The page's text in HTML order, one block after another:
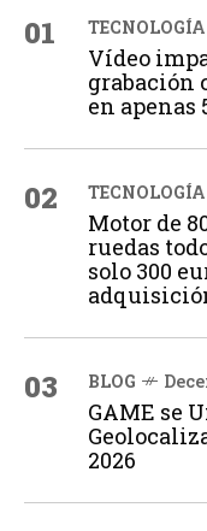
01 TECNOLOGÍA
Vídeo
grabación
en apenas
02 TECNOLOGÍA
Motor de
ruedas
solo 300
03 BLOG
GAME se
2026